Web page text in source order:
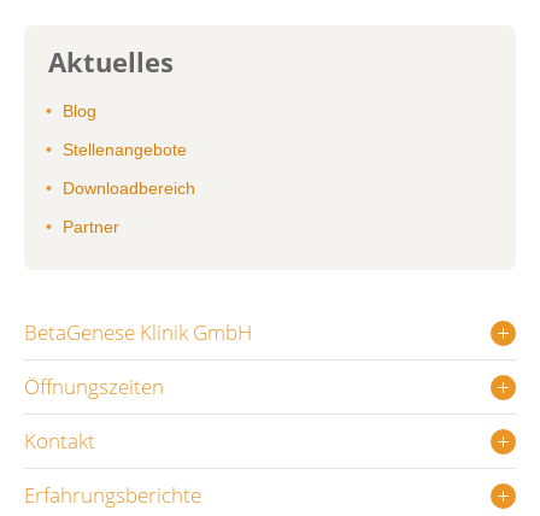
Aktuelles
Blog
Stellenangebote
Downloadbereich
Partner
BetaGenese Klinik GmbH
Öffnungszeiten
Kontakt
Erfahrungsberichte